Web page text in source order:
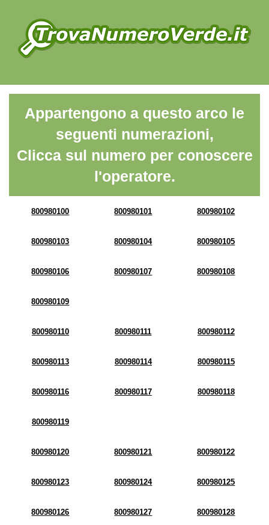
Appartengono a questo arco le
seguenti numerazioni,
Clicca sul numero per conoscere
l'operatore.
800980100 800980101 800980102
800980103 800980104 800980105
800980106 800980107 800980108
800980109
800980110 800980111 800980112
800980113 800980114 800980115
800980116 800980117 800980118
800980119
800980120 800980121 800980122
800980123 800980124 800980125
800980126 800980127 800980128